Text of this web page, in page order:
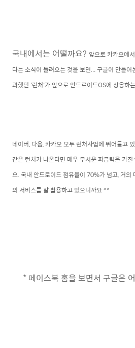
국내에서는 어떨까요? 앞으로 카카오에
다는 소식이 들려오는 것을 보면... 구글이 만들
과했던 '런처'가 앞으로 안드로이드OS에 상응하
네이버, 다음, 카카오 모두 런처사업에 뛰어들고
같은 런처가 나온다면 매우 무서운 파급력을 가
요. 국내 안드로이드 점유율이 70%가 넘고, 거의
의 서비스를 잘 활용하고 있으니까요 ^^
* 페이스북 홈을 보면서 구글은